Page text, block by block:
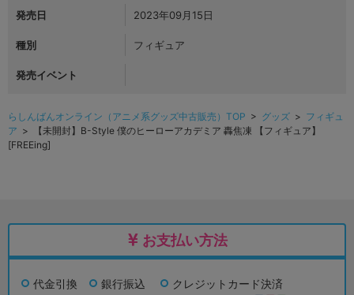
発売日 2023年09月15日
種別 フィギュア
発売イベント
らしんばんオンライン（アニメ系グッズ中古販売）TOP > グッズ > フィギュ
ア > 【未開封】B-Style 僕のヒーローアカデミア 轟焦凍 【フィギュア】
[FREEing]
お支払い方法
代金引換 銀行振込 クレジットカード決済